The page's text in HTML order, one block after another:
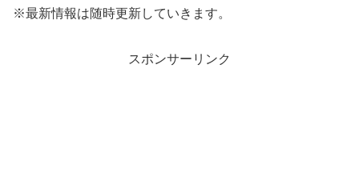
※最新情報は随時更新していきます。
スポンサーリンク